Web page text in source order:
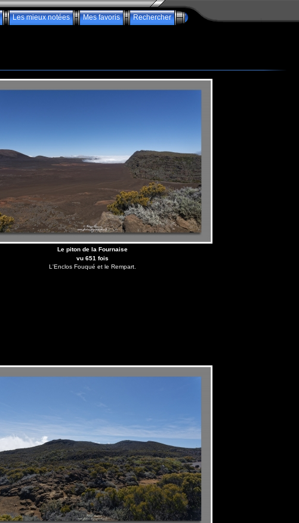
Les mieux notées Mes favoris Rechercher
Le piton de la Fournaise
vu 651 fois
L'Enclos Fouqué et le Rempart.